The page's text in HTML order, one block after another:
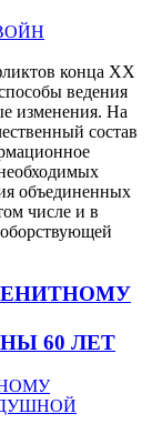
конца XX
ведения
изменения. На
состав
объединенных
числе и в
60 ЛЕТ